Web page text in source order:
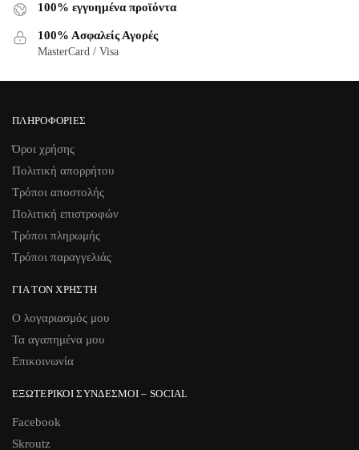
100% εγγυημένα προϊόντα
100% Ασφαλείς Αγορές
MasterCard / Visa
ΠΛΗΡΟΦΟΡΊΕΣ
Όροι χρήσης
Πολιτική απορρήτου
Τρόποι αποστολής
Πολιτική επιστροφών
Τρόποι πληρωμής
Τρόποι παραγγελιάς
ΓΙΑ ΤΟΝ ΧΡΉΣΤΗ
Ο λογαριασμός μου
Τα αγαπημένα μου
Επικοινωνία
ΕΞΩΤΕΡΙΚΟΊ ΣΎΝΔΕΣΜΟΙ – SOCIAL
Facebook
Skroutz